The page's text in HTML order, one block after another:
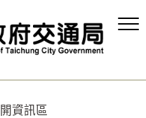
資訊區